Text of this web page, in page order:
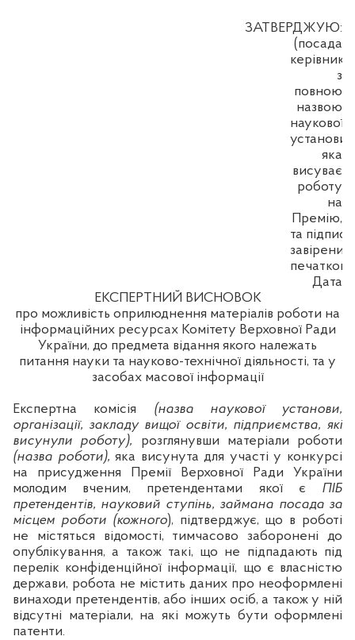
ЗАТВЕРДЖУЮ:
(посада
керівника
з
повною
назвою
наукової
установи,
яка
висуває
роботу
на
Премію,
та підпис,
завірений
печаткою)
Дата
ЕКСПЕРТНИЙ ВИСНОВОК
про можливість оприлюднення матеріалів роботи на
інформаційних ресурсах Комітету Верховної Ради
України, до предмета відання якого належать
питання науки та науково-технічної діяльності, та у
засобах масової інформації
Експертна комісія (назва наукової установи,
організації, закладу вищої освіти, підприємства, які
висунули роботу), розглянувши матеріали роботи
(назва роботи), яка висунута для участі у конкурсі
на присудження Премії Верховної Ради України
молодим вченим, претендентами якої є ПІБ
претендентів, науковий ступінь, займана посада за
місцем роботи (кожного), підтверджує, що в роботі
не містяться відомості, тимчасово заборонені до
опублікування, а також такі, що не підпадають під
перелік конфіденційної інформації, що є власністю
держави, робота не містить даних про неоформлені
винаходи претендентів, або інших осіб, а також у ній
відсутні матеріали, на які можуть бути оформлені
патенти.